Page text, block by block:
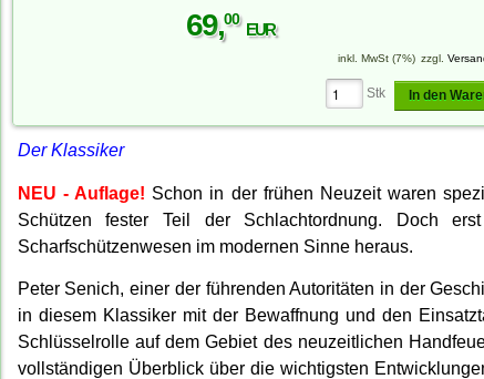
69,00
EUR
inkl. MwSt (7%) zzgl.
Stk In den
Der Klassiker
NEU - Auflage! Schon in der frühen Neuzeit waren
Schützen fester Teil der Schlachtordnung. Doch
Scharfschützenwesen im modernen Sinne heraus.
Peter Senich, einer der führenden Autoritäten in der
in diesem Klassiker mit der Bewaffnung und den
Schlüsselrolle auf dem Gebiet des neuzeitlichen
vollständigen Überblick über die wichtigsten